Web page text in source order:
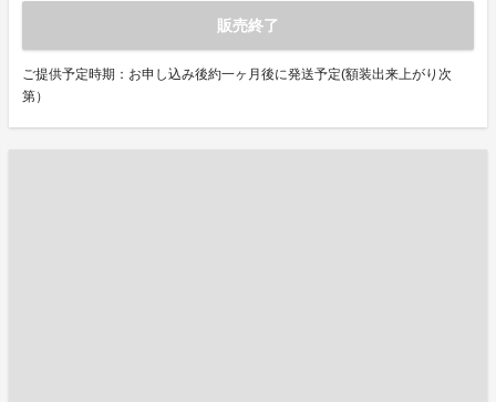
販売終了
ご提供予定時期：お申し込み後約一ヶ月後に発送予定(額装出来上がり次
第）